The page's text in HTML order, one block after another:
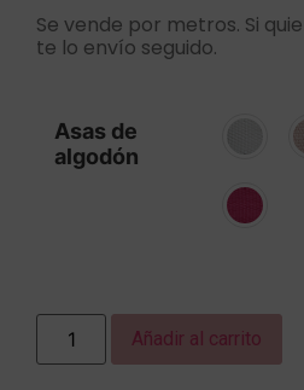
Se vende por metros. Si
te lo envío seguido.
Asas de
algodón
Añadir al carrito